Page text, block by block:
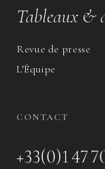
Tableaux &
Revue de presse
L’Équipe
CONTACT
+33(0)1 47